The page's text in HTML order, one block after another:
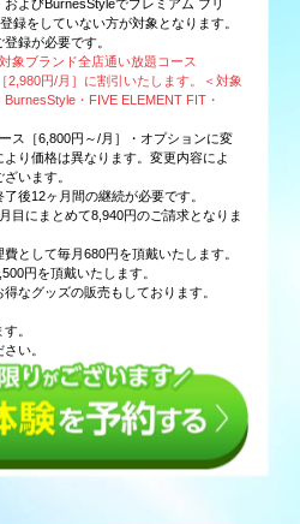
よびBurnesStyleでプレミアム フリ
録をしていない方が対象となります。
録が必要です。
象ブランド全店通い放題コース
2,980円/月］に割引いたします。＜対象
・FIVE ELEMENT FIT・
ス［6,800円～/月］・オプションに変
り価格は異なります。変更内容によ
います。
後12ヶ月間の継続が必要です。
目にまとめて8,940円のご請求となりま
として毎月680円を頂戴いたします。
円を頂戴いたします。
なグッズの販売もしております。
。
い。